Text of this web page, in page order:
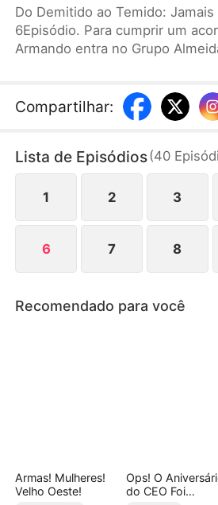
Do Demitido ao Temido: Jamais
6Episódio. Para cumprir um
Armando entra no Grupo
humilhações. Ferido, ele pede
noivado e desaparece. Logo,
Medeiros. Com sua saída, o
colapsa, e Danila percebe
homem que perdeu.
Compartilhar:
Lista de Episódios(40
1 2 3
6 7 8
Recomendado para você
Armas! Mulheres!
Velho Oeste!
Ops! O
do CEO Foi